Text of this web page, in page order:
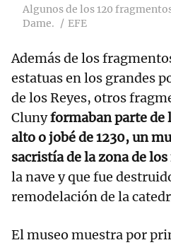
Algunos de los 120
Dame.
EFE
Además de los
estatuas en los grandes
de los Reyes, otros
Clunyformaban parte de
alto o jobé de 1230, un
sacristía de la zona de
la nave y que fue
remodelación de la
El museo muestra por